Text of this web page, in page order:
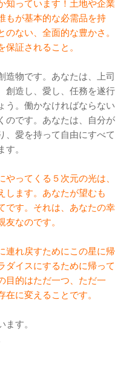
知っています！土地や企業
もが基本的な必需品を持
ない、全面的な豊かさ。
証されること。
造物です。あなたは、上司
創造し、愛し、任務を遂行
う。働かなければならない
のです。あなたは、自分が
、愛を持って自由にすべて
。
ってくる５次元の光は、
します。あなたが望むも
です。それは、あなたの幸
なのです。
連れ戻すためにこの星に帰
ダイスにするために帰って
目的はただ一つ、ただ一
に変えることです。
す。